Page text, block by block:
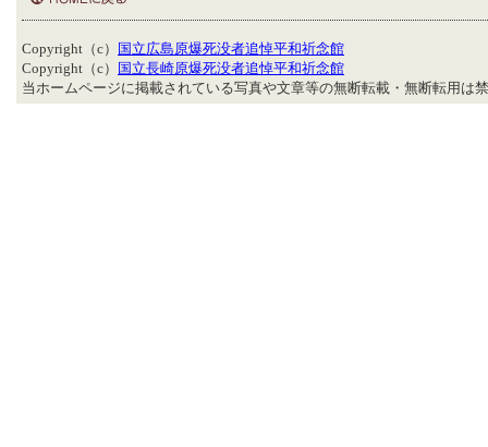
Copyright（c）
国立広島原爆死没者追悼平和祈念館
Copyright（c）
国立長崎原爆死没者追悼平和祈念館
当ホームページに掲載されている写真や文章等の無断転載・無断転用は